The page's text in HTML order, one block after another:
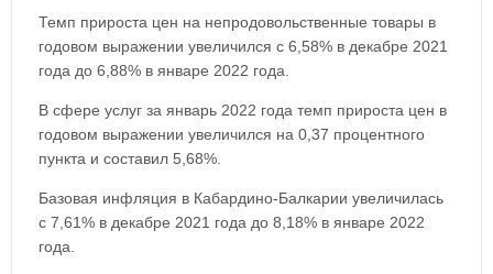
Темп прироста цен на непродовольственные товары в
годовом выражении увеличился с 6,58% в декабре 2021
года до 6,88% в январе 2022 года.
В сфере услуг за январь 2022 года темп прироста цен в
годовом выражении увеличился на 0,37 процентного
пункта и составил 5,68%.
Базовая инфляция в Кабардино-Балкарии увеличилась
с 7,61% в декабре 2021 года до 8,18% в январе 2022
года.